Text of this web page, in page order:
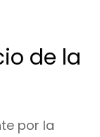
de la
por la